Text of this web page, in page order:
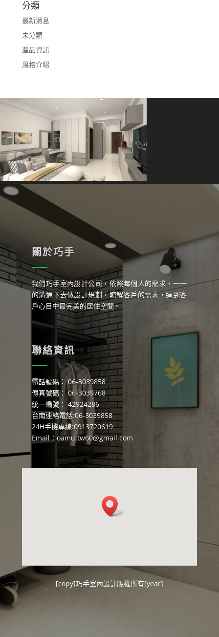
分類
最新消息
未分類
產品資訊
風格介紹
關於巧手
我們巧手室內設計公司，依照每個人的需求，一一
的溝通下去做設計規劃，瞭解客戶的需求，達到客
戶心目中最完美的居住空間。
聯絡資訊
電話號碼： 06-3039858
傳真號碼： 06-3039768
統一編號： 42924286
台南連絡電話:06-3039858
24H手機專線:0913720619
Email： oamu.tw60@gmail.com
[copy]巧手室內設計版權所有[year]